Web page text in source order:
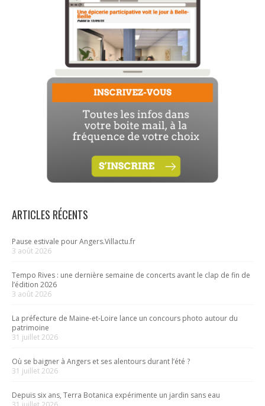
ARTICLES RÉCENTS
Pause estivale pour Angers.Villactu.fr
3 août 2026
Tempo Rives : une dernière semaine de concerts avant le clap de fin de
l’édition 2026
3 août 2026
La préfecture de Maine-et-Loire lance un concours photo autour du
patrimoine
31 juillet 2026
Où se baigner à Angers et ses alentours durant l’été ?
31 juillet 2026
Depuis six ans, Terra Botanica expérimente un jardin sans eau